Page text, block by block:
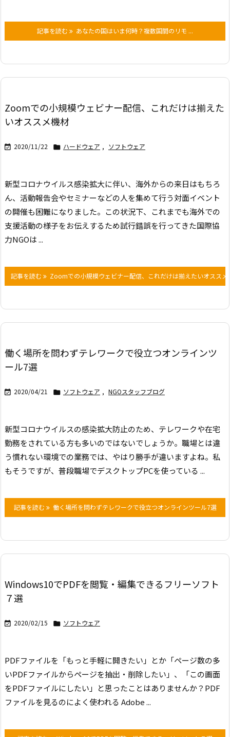
記事を読む あなたの国はいま何時？複数国間のリモ ...
Zoomでの小規模ウェビナー配信、これだけは揃えた
いオススメ機材
 2020/11/22  ハードウェア , ソフトウェア
新型コロナウイルス感染拡大に伴い、海外からの来日はもちろ
ん、活動報告会やセミナーなどの人を集めて行う対面イベント
の開催も困難になりました。この状況下、これまでも海外での
支援活動の様子をお伝えするため試行錯誤を行ってきた国際協
力NGOは ...
記事を読む Zoomでの小規模ウェビナー配信、これだけは揃えたいオススメ
働く場所を問わずテレワークで役立つオンラインツ
ール7選
 2020/04/21  ソフトウェア , NGOスタッフブログ
新型コロナウイルスの感染拡大防止のため、テレワークや在宅
勤務をされている方も多いのではないでしょうか。職場とは違
う慣れない環境での業務では、やはり勝手が違いますよね。 私
もそうですが、普段職場でデスクトップPCを使っている ...
記事を読む 働く場所を問わずテレワークで役立つオンラインツール7選
Windows10でPDFを閲覧・編集できるフリーソフト
７選
 2020/02/15  ソフトウェア
PDFファイルを「もっと手軽に開きたい」とか「ページ数の多
いPDFファイルからページを抽出・削除したい」、「この画面
をPDFファイルにしたい」と思ったことはありませんか？ PDF
ファイルを見るのによく使われる Adobe ...